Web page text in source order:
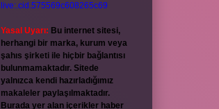
live:.cid.575569c608265c69
Yasal Uyarı: Bu internet sitesi,
herhangi bir marka, kurum veya
şahıs şirketi ile hiçbir bağlantısı
bulunmamaktadır. Sitede
yalnızca kendi hazırladığımız
makaleler paylaşılmaktadır.
Burada yer alan içerikler haber